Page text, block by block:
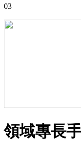
03
領域專長